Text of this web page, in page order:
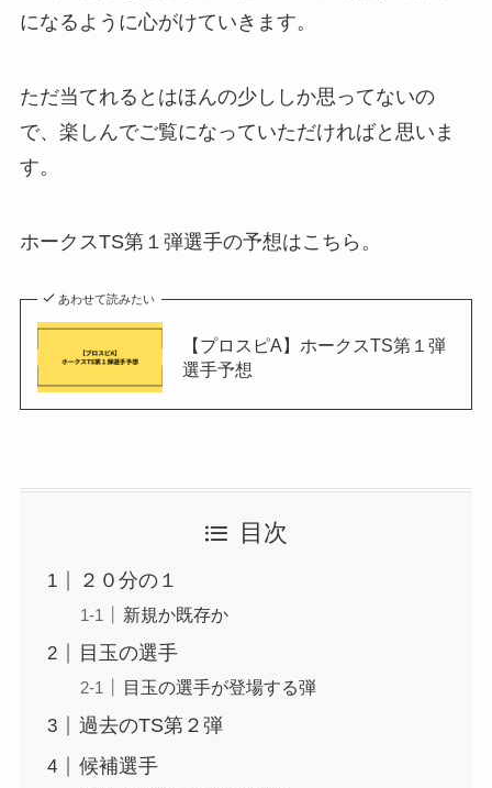
になるように心がけていきます。
ただ当てれるとはほんの少ししか思ってないの
で、楽しんでご覧になっていただければと思いま
す。
ホークスTS第１弾選手の予想はこちら。
あわせて読みたい
【プロスピA】ホークスTS第１弾
選手予想
目次
２０分の１
新規か既存か
目玉の選手
目玉の選手が登場する弾
過去のTS第２弾
候補選手